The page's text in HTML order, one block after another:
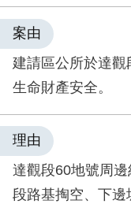
案由
建請區公所於達
生命財產安全。
理由
達觀段60地號周
段路基掏空、下